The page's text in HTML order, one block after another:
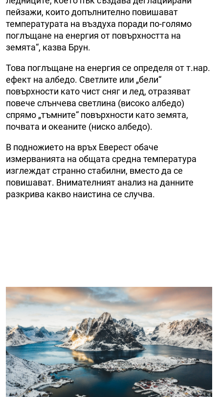
пейзажи, които допълнително повишават
температурата на въздуха поради по-голямо
поглъщане на енергия от повърхността на
земята“, казва Брун.
Това поглъщане на енергия се определя от т.нар.
ефект на албедо. Светлите или „бели“
повърхности като чист сняг и лед, отразяват
повече слънчева светлина (високо албедо)
спрямо „тъмните“ повърхности като земята,
почвата и океаните (ниско албедо).
В подножието на връх Еверест обаче
измерванията на общата средна температура
изглеждат странно стабилни, вместо да се
повишават. Внимателният анализ на данните
разкрива какво наистина се случва.